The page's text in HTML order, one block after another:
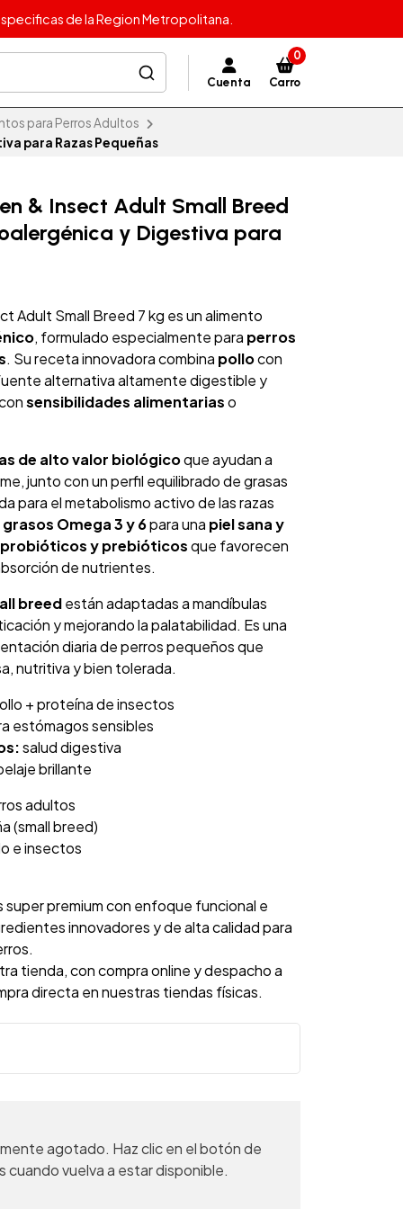
de la Region Metropolitana.
Cuenta
0
Carro
para Perros Adultos
para Razas Pequeñas
& Insect Adult Small Breed
y Digestiva para
Adult Small Breed 7 kg es un alimento
, formulado especialmente para perros
. Su receta innovadora combina pollocon
alternativa altamente digestible y
sensibilidades alimentariaso
de alto valor biológicoque ayudan a
junto con un perfil equilibrado de grasas
para el metabolismo activo de las razas
Omega 3 y 6para una piel sana y
probióticos y prebióticosque favorecen
de nutrientes.
breedestán adaptadas a mandíbulas
y mejorando la palatabilidad. Es una
diaria de perros pequeños que
nutritiva y bien tolerada.
+ proteína de insectos
estómagos sensibles
salud digestiva
brillante
adultos
(small breed)
e insectos
super premium con enfoque funcional e
innovadores y de alta calidad para
tienda, con compra online y despacho a
directa en nuestras tiendas físicas.
agotado. Haz clic en el botón de
cuando vuelva a estar disponible.